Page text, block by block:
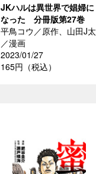
JKハルは異世界で娼婦に
なった 分冊版第27巻
平鳥コウ／原作、山田J太
／漫画
2023/01/27
165円（税込）